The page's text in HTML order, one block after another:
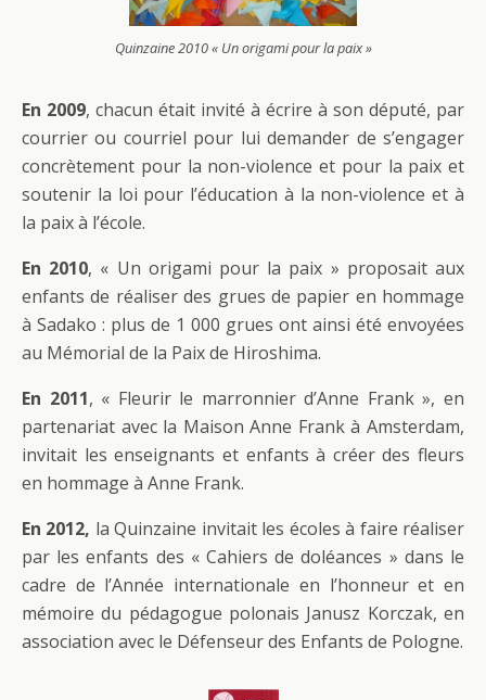
Quinzaine 2010 « Un origami pour la paix »
En 2009, chacun était invité à écrire à son député, par
courrier ou courriel pour lui demander de s’engager
concrètement pour la non-violence et pour la paix et
soutenir la loi pour l’éducation à la non-violence et à
la paix à l’école.
En 2010, « Un origami pour la paix » proposait aux
enfants de réaliser des grues de papier en hommage
à Sadako : plus de 1 000 grues ont ainsi été envoyées
au Mémorial de la Paix de Hiroshima.
En 2011, « Fleurir le marronnier d’Anne Frank », en
partenariat avec la Maison Anne Frank à Amsterdam,
invitait les enseignants et enfants à créer des fleurs
en hommage à Anne Frank.
En 2012, la Quinzaine invitait les écoles à faire réaliser
par les enfants des « Cahiers de doléances » dans le
cadre de l’Année internationale en l’honneur et en
mémoire du pédagogue polonais Janusz Korczak, en
association avec le Défenseur des Enfants de Pologne.